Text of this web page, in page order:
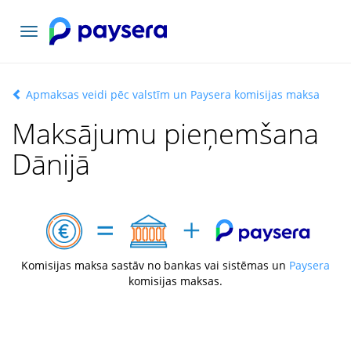
Pārslēgt
navigāciju
Apmaksas veidi pēc valstīm un Paysera komisijas maksa
Maksājumu pieņemšana
Dānijā
Komisijas maksa sastāv no bankas vai sistēmas un Paysera
komisijas maksas.